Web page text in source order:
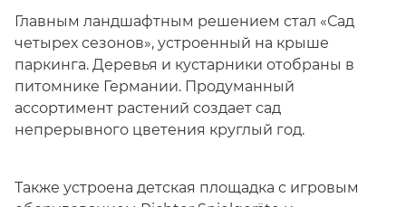
Главным ландшафтным решением стал «Сад
четырех сезонов», устроенный на крыше
паркинга. Деревья и кустарники отобраны в
питомнике Германии. Продуманный
ассортимент растений создает сад
непрерывного цветения круглый год.
Также устроена детская площадка с игровым